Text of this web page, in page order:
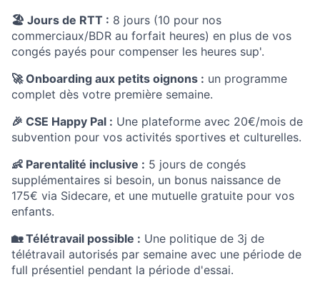
🏖️ Jours de RTT : 8 jours (10 pour nos
commerciaux/BDR au forfait heures) en plus de vos
congés payés pour compenser les heures sup'.
🚀 Onboarding aux petits oignons : un programme
complet dès votre première semaine.
🎉 CSE Happy Pal : Une plateforme avec 20€/mois de
subvention pour vos activités sportives et culturelles.
👶 Parentalité inclusive : 5 jours de congés
supplémentaires si besoin, un bonus naissance de
175€ via Sidecare, et une mutuelle gratuite pour vos
enfants.
🏡Télétravail possible : Une politique de 3j de
télétravail autorisés par semaine avec une période de
full présentiel pendant la période d'essai.